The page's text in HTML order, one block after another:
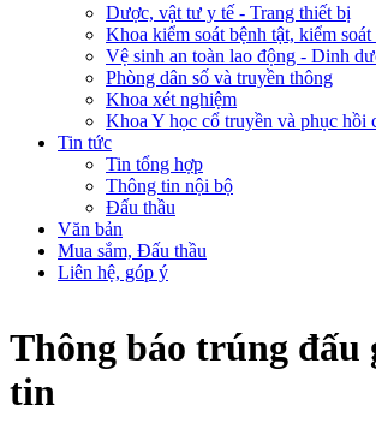
Dược, vật tư y tế - Trang thiết bị
Khoa kiểm soát bệnh tật, kiểm
Vệ sinh an toàn lao động - Dinh
Phòng dân số và truyền thông
Khoa xét nghiệm
Khoa Y học cổ truyền và phục hồi
Tin tức
Tin tổng hợp
Thông tin nội bộ
Đấu thầu
Văn bản
Mua sắm, Đấu thầu
Liên hệ, góp ý
Thông báo trúng đấu
tin